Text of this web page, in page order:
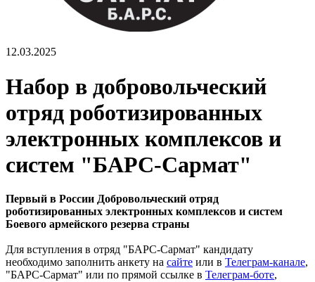
12.03.2025
Набор в добровольческий
отряд роботизированных
электронных комплексов и
систем "БАРС-Сармат"
Первый в России Добровольческий отряд
роботизированных электронных комплексов и систем
Боевого армейского резерва страны
Для вступления в отряд "БАРС-Сармат" кандидату
необходимо заполнить анкету на сайте или в Телеграм-канале,
"БАРС-Сармат" или по прямой ссылке в Телеграм-боте,